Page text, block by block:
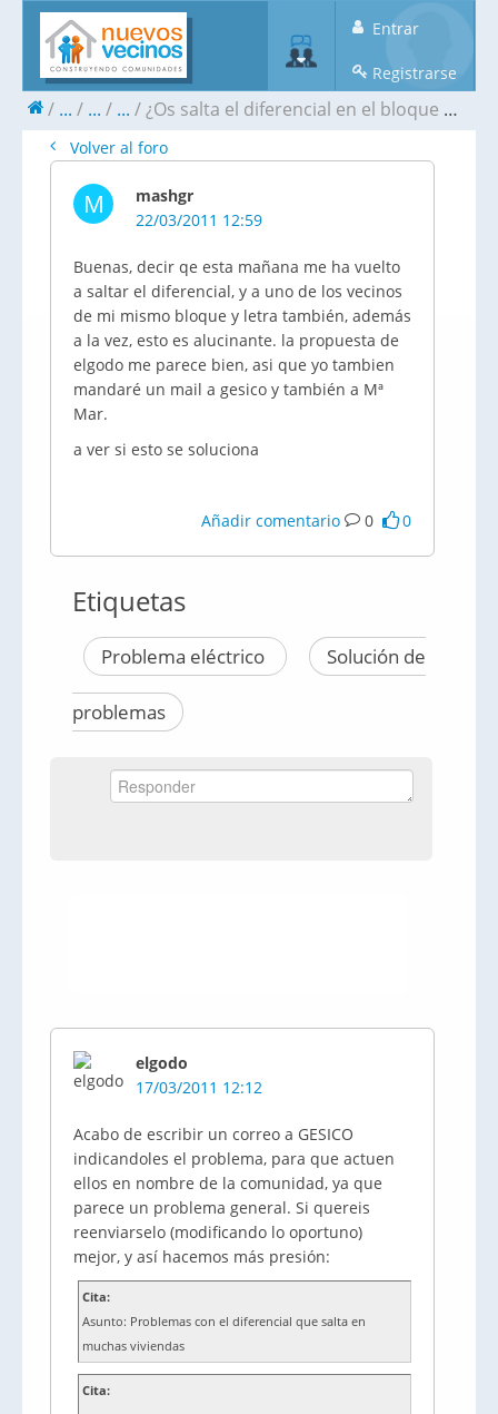
Entrar
Registrarse
... ... ... ¿Os salta el diferencial en el bloque 9?
Volver al foro
M
mashgr
22/03/2011 12:59
Buenas, decir qe esta mañana me ha vuelto
a saltar el diferencial, y a uno de los vecinos
de mi mismo bloque y letra también, además
a la vez, esto es alucinante. la propuesta de
elgodo me parece bien, asi que yo tambien
mandaré un mail a gesico y también a Mª
Mar.
a ver si esto se soluciona
Añadir comentario 0 0
Etiquetas
Problema eléctrico Solución de
problemas
elgodo
17/03/2011 12:12
Acabo de escribir un correo a GESICO
indicandoles el problema, para que actuen
ellos en nombre de la comunidad, ya que
parece un problema general. Si quereis
reenviarselo (modificando lo oportuno)
mejor, y así hacemos más presión:
Cita:
Asunto: Problemas con el diferencial que salta en
muchas viviendas
Cita: